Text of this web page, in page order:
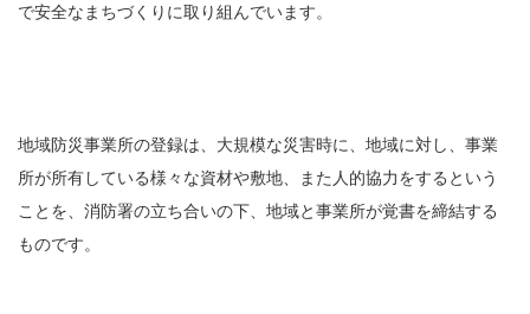
で安全なまちづくりに取り組んでいます。
地域防災事業所の登録は、大規模な災害時に、地域に対し、事業
所が所有している様々な資材や敷地、また人的協力をするという
ことを、消防署の立ち合いの下、地域と事業所が覚書を締結する
ものです。